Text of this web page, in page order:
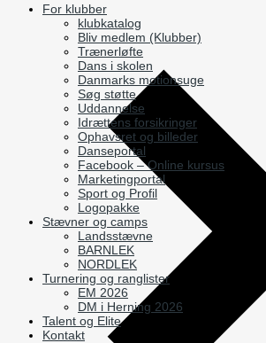
For klubber
klubkatalog
Bliv medlem (Klubber)
Trænerløfte
Dans i skolen
Danmarks motionsuge
Søg støtte
Uddannelse
Idrættens forsikringer
Ophavsret og billeder
Danseportal
Facebook – Online kursus
Marketingportal
Sport og Profil
Logopakke
Stævner og camps
Landsstævne
BARNLEK
NORDLEK
Turnering og ranglister
EM 2026
DM i Herning 2026
Talent og Elite
Kontakt